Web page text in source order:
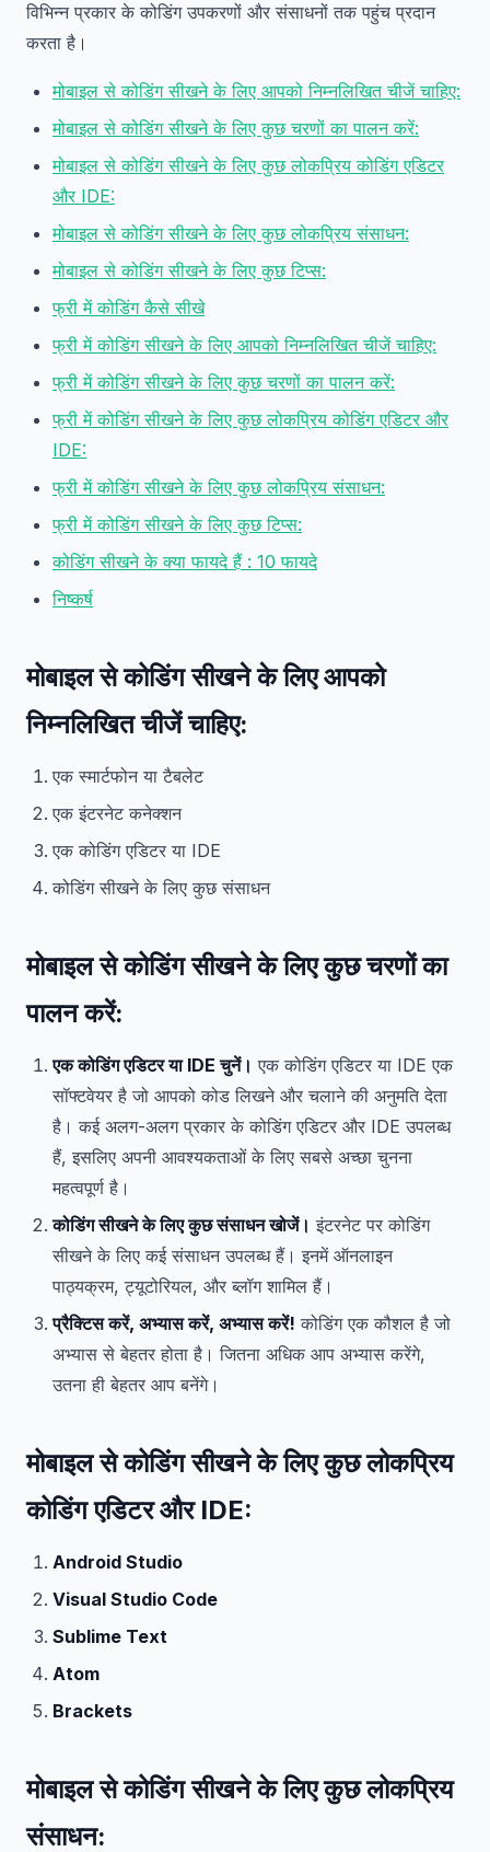
विभिन्न प्रकार के कोडिंग उपकरणों और संसाधनों तक पहुंच प्रदान
करता है।
मोबाइल से कोडिंग सीखने के लिए आपको निम्नलिखित चीजें चाहिए:
मोबाइल से कोडिंग सीखने के लिए कुछ चरणों का पालन करें:
मोबाइल से कोडिंग सीखने के लिए कुछ लोकप्रिय कोडिंग एडिटर
और IDE:
मोबाइल से कोडिंग सीखने के लिए कुछ लोकप्रिय संसाधन:
मोबाइल से कोडिंग सीखने के लिए कुछ टिप्स:
फ्री में कोडिंग कैसे सीखे
फ्री में कोडिंग सीखने के लिए आपको निम्नलिखित चीजें चाहिए:
फ्री में कोडिंग सीखने के लिए कुछ चरणों का पालन करें:
फ्री में कोडिंग सीखने के लिए कुछ लोकप्रिय कोडिंग एडिटर और
IDE:
फ्री में कोडिंग सीखने के लिए कुछ लोकप्रिय संसाधन:
फ्री में कोडिंग सीखने के लिए कुछ टिप्स:
कोडिंग सीखने के क्या फायदे हैं : 10 फायदे
निष्कर्ष
मोबाइल से कोडिंग सीखने के लिए आपको
निम्नलिखित चीजें चाहिए:
एक स्मार्टफोन या टैबलेट
एक इंटरनेट कनेक्शन
एक कोडिंग एडिटर या IDE
कोडिंग सीखने के लिए कुछ संसाधन
मोबाइल से कोडिंग सीखने के लिए कुछ चरणों का
पालन करें:
एक कोडिंग एडिटर या IDE चुनें। एक कोडिंग एडिटर या IDE एक
सॉफ्टवेयर है जो आपको कोड लिखने और चलाने की अनुमति देता
है। कई अलग-अलग प्रकार के कोडिंग एडिटर और IDE उपलब्ध
हैं, इसलिए अपनी आवश्यकताओं के लिए सबसे अच्छा चुनना
महत्वपूर्ण है।
कोडिंग सीखने के लिए कुछ संसाधन खोजें। इंटरनेट पर कोडिंग
सीखने के लिए कई संसाधन उपलब्ध हैं। इनमें ऑनलाइन
पाठ्यक्रम, ट्यूटोरियल, और ब्लॉग शामिल हैं।
प्रैक्टिस करें, अभ्यास करें, अभ्यास करें! कोडिंग एक कौशल है जो
अभ्यास से बेहतर होता है। जितना अधिक आप अभ्यास करेंगे,
उतना ही बेहतर आप बनेंगे।
मोबाइल से कोडिंग सीखने के लिए कुछ लोकप्रिय
कोडिंग एडिटर और IDE:
Android Studio
Visual Studio Code
Sublime Text
Atom
Brackets
मोबाइल से कोडिंग सीखने के लिए कुछ लोकप्रिय
संसाधन: